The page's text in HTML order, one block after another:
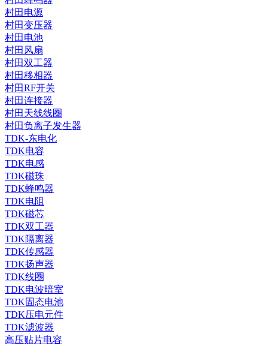
村田电源
村田变压器
村田电池
村田风扇
村田双工器
村田移相器
村田RF开关
村田连接器
村田天线线圈
村田负离子发生器
TDK-东电化
TDK电容
TDK电感
TDK磁珠
TDK蜂鸣器
TDK电阻
TDK磁芯
TDK双工器
TDK隔离器
TDK传感器
TDK扬声器
TDK线圈
TDK电波暗室
TDK固态电池
TDK压电元件
TDK滤波器
高压贴片电容